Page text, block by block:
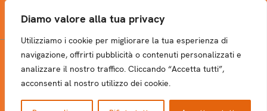
Diamo valore alla tua privacy
Utilizziamo i cookie per migliorare la tua esperienza di
navigazione, offrirti pubblicità o contenuti personalizzati e
analizzare il nostro traffico. Cliccando “Accetta tutti”,
acconsenti al nostro utilizzo dei cookie.
NEWSLETTER